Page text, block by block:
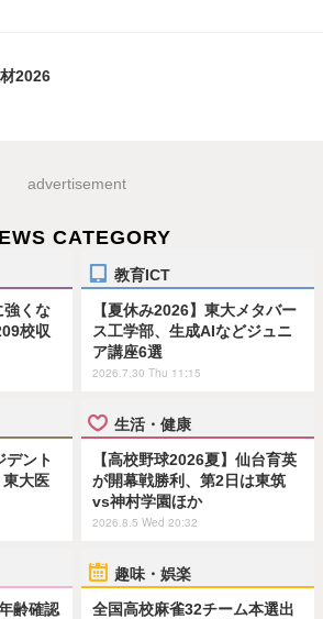
2026
advertisement
CATEGORY
強くな
校収
教育ICT
【夏休み2026】東大メタバー
ス工学部、生成AIなどジュニ
ア講座6選
2026.7.30 Thu 11:15
デント
大医
生活・健康
【高校野球2026夏】仙台育英
が開幕戦勝利、第2日は東筑
vs神村学園ほか
2026.8.5 Wed 20:32
齢確認
趣味・娯楽
全国高校麻雀32チーム本選出